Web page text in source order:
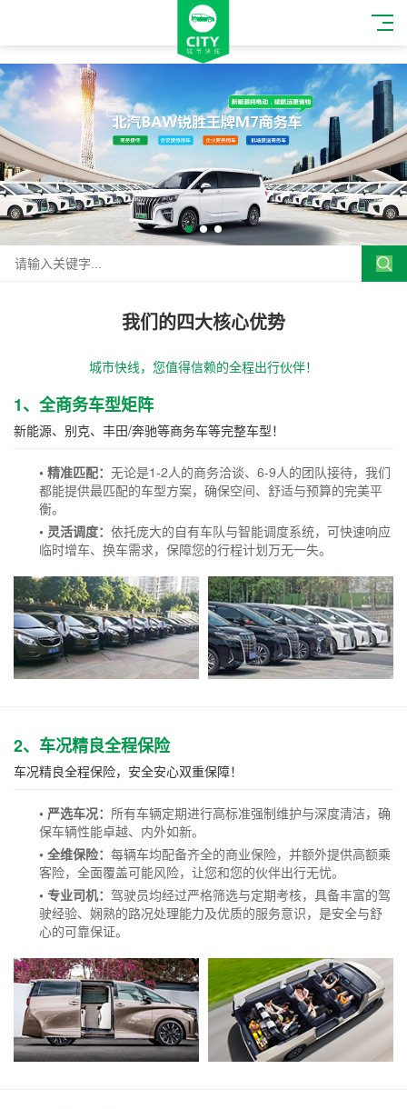
我们的四大核心优势
城市快线，您值得信赖的全程出行伙伴！
1、全商务车型矩阵
新能源、别克、丰田/奔驰等商务车等完整车型！
• 精准匹配： 无论是1-2人的商务洽谈、6-9人的团队接待，我们
都能提供最匹配的车型方案，确保空间、舒适与预算的完美平
衡。
• 灵活调度： 依托庞大的自有车队与智能调度系统，可快速响应
临时增车、换车需求，保障您的行程计划万无一失。
2、车况精良全程保险
车况精良全程保险，安全安心双重保障！
• 严选车况： 所有车辆定期进行高标准强制维护与深度清洁，确
保车辆性能卓越、内外如新。
• 全维保险： 每辆车均配备齐全的商业保险，并额外提供高额乘
客险，全面覆盖可能风险，让您和您的伙伴出行无忧。
• 专业司机： 驾驶员均经过严格筛选与定期考核，具备丰富的驾
驶经验、娴熟的路况处理能力及优质的服务意识，是安全与舒
心的可靠保证。